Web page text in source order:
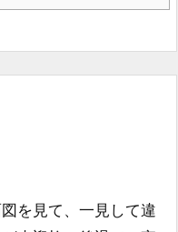
を見て、一見して違